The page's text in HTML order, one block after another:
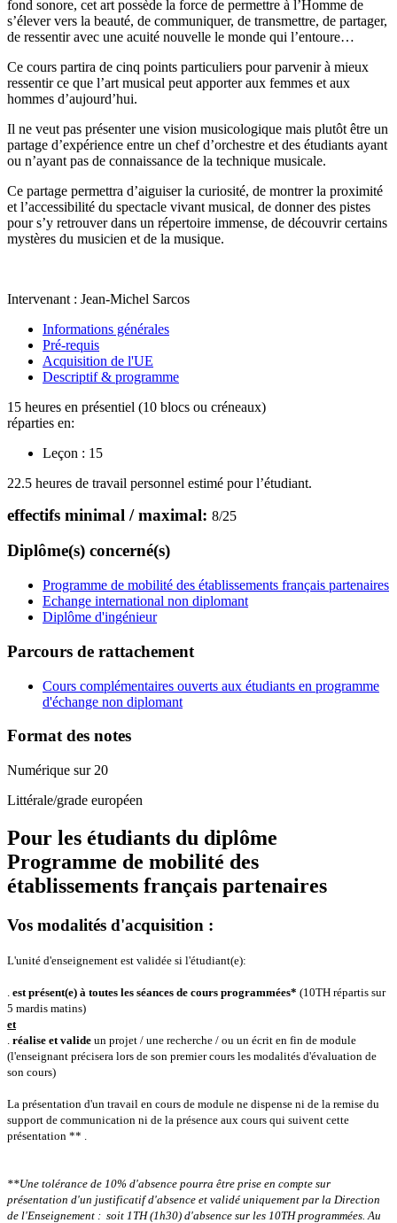
fond sonore, cet art possède la force de permettre à l’Homme de
s’élever vers la beauté, de communiquer, de transmettre, de partager,
de ressentir avec une acuité nouvelle le monde qui l’entoure…
Ce cours partira de cinq points particuliers pour parvenir à mieux
ressentir ce que l’art musical peut apporter aux femmes et aux
hommes d’aujourd’hui.
Il ne veut pas présenter une vision musicologique mais plutôt être un
partage d’expérience entre un chef d’orchestre et des étudiants ayant
ou n’ayant pas de connaissance de la technique musicale.
Ce partage permettra d’aiguiser la curiosité, de montrer la proximité
et l’accessibilité du spectacle vivant musical, de donner des pistes
pour s’y retrouver dans un répertoire immense, de découvrir certains
mystères du musicien et de la musique.
Intervenant : Jean-Michel Sarcos
Informations générales
Pré-requis
Acquisition de l'UE
Descriptif & programme
15 heures en présentiel (10 blocs ou créneaux)
réparties en:
Leçon : 15
22.5 heures de travail personnel estimé pour l’étudiant.
effectifs minimal / maximal: 8/25
Diplôme(s) concerné(s)
Programme de mobilité des établissements français partenaires
Echange international non diplomant
Diplôme d'ingénieur
Parcours de rattachement
Cours complémentaires ouverts aux étudiants en programme
d'échange non diplomant
Format des notes
Numérique sur 20
Littérale/grade européen
Pour les étudiants du diplôme
Programme de mobilité des
établissements français partenaires
Vos modalités d'acquisition :
L'unité d'enseignement est validée si l'étudiant(e):
est présent(e) à toutes les séances de cours programmées* (10TH répartis sur
5 mardis matins)
et
réalise et valide un projet / une recherche / ou un écrit en fin de module
(l'enseignant précisera lors de son premier cours les modalités d'évaluation de
son cours)
La présentation d'un travail en cours de module ne dispense ni de la remise du
support de communication ni de la présence aux cours qui suivent cette
présentation ** .
**Une tolérance de 10% d'absence pourra être prise en compte sur
présentation d'un justificatif d'absence et validé uniquement par la Direction
de l'Enseignement : soit 1TH (1h30) d'absence sur les 10TH programmées. Au